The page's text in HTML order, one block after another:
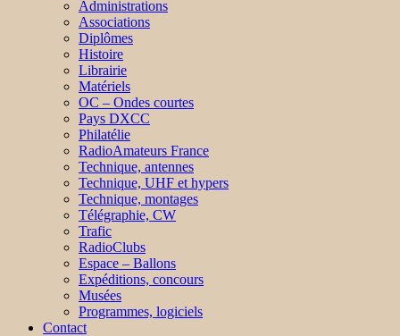
Administrations
Associations
Diplômes
Histoire
Librairie
Matériels
OC – Ondes courtes
Pays DXCC
Philatélie
RadioAmateurs France
Technique, antennes
Technique, UHF et hypers
Technique, montages
Télégraphie, CW
Trafic
RadioClubs
Espace – Ballons
Expéditions, concours
Musées
Programmes, logiciels
Contact